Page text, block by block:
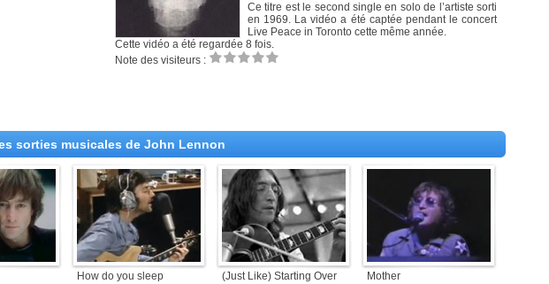
Ce titre est le second single en solo de l’artiste sorti
en 1969. La vidéo a été captée pendant le concert
Live Peace in Toronto cette même année.
Cette vidéo a été regardée 8 fois.
Note des visiteurs :
sorties musicales de John Lennon
How do you sleep (Just Like) Starting Over Mother